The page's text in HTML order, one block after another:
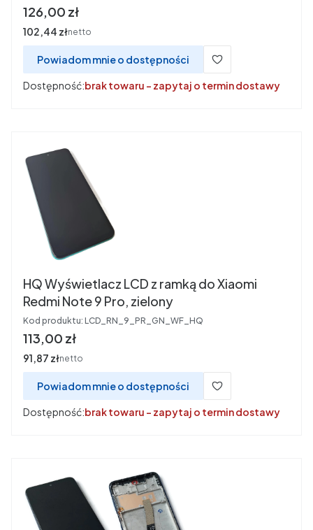
Cena
126,00 zł
Cena
102,44 złnetto
Powiadom mnie o dostępności
Dostępność:brak towaru - zapytaj o termin dostawy
HQ Wyświetlacz LCD z ramką do Xiaomi
Redmi Note 9 Pro, zielony
Kod produktu: LCD_RN_9_PR_GN_WF_HQ
Cena
113,00 zł
Cena
91,87 złnetto
Powiadom mnie o dostępności
Dostępność:brak towaru - zapytaj o termin dostawy